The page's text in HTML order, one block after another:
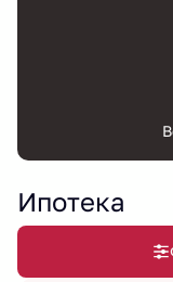
Ипотека